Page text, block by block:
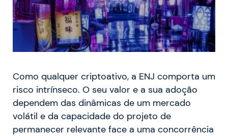
Como qualquer criptoativo, a ENJ comporta um
risco intrínseco. O seu valor e a sua adoção
dependem das dinâmicas de um mercado
volátil e da capacidade do projeto de
permanecer relevante face a uma concorrência